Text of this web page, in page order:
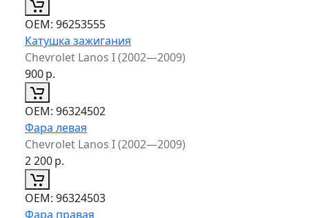
ОЕМ: 96253555
Катушка зажигания
Chevrolet Lanos I (2002—2009)
900р.
ОЕМ: 96324502
Фара левая
Chevrolet Lanos I (2002—2009)
2 200р.
ОЕМ: 96324503
Фара правая